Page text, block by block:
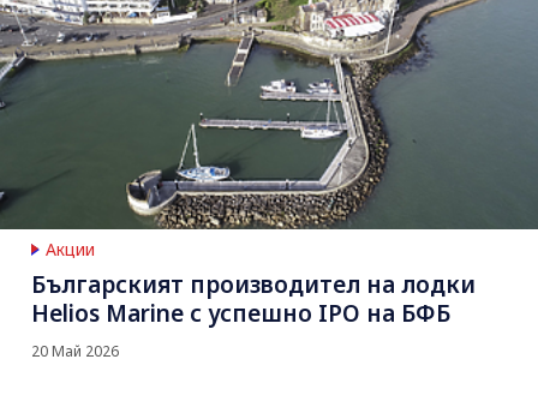
Акции
Българският производител на лодки
Helios Marine с успешно IPO на БФБ
20 Май 2026